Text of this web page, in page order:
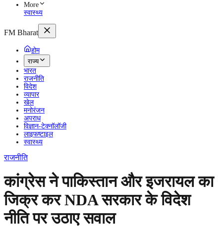
More
स्वास्थ्य
FM Bharat
होम
राज्य
भारत
राजनीति
विदेश
व्यापार
खेल
मनोरंजन
अपराध
विज्ञान-टेक्नॉलॉजी
लाइफष्टाइल
स्वास्थ्य
राजनीति
कांग्रेस ने पाकिस्तान और इजरायल का
जिक्र कर NDA सरकार के विदेश
नीति पर उठाए सवाल